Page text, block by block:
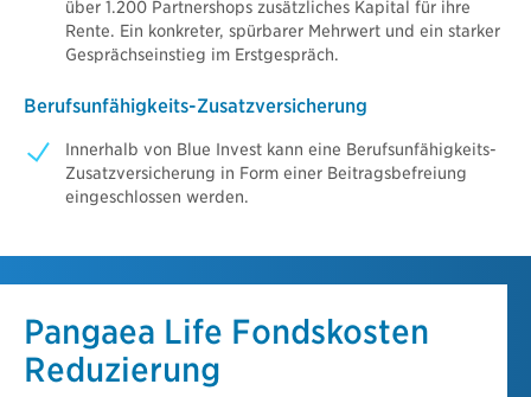
über 1.200 Partnershops zusätzliches Kapital für ihre
Rente. Ein konkreter, spürbarer Mehrwert und ein starker
Gesprächseinstieg im Erstgespräch.
Berufsunfähigkeits-Zusatzversicherung
Innerhalb von Blue Invest kann eine Berufsunfähigkeits-
Zusatzversicherung in Form einer Beitragsbefreiung
eingeschlossen werden.
Pangaea Life Fondskosten
Reduzierung